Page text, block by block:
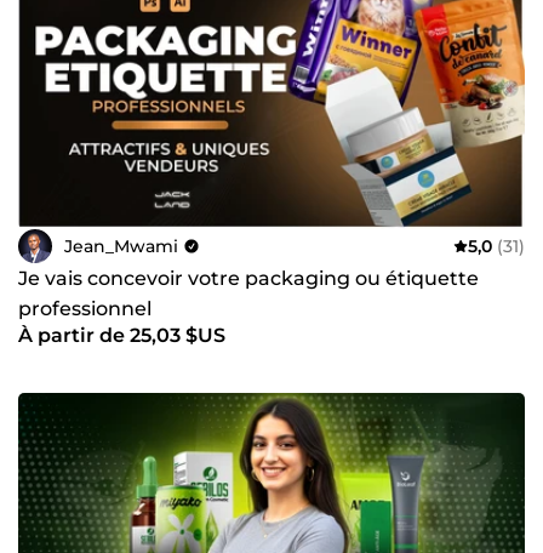
Jean_Mwami 5,0 (31)
Je vais concevoir votre packaging ou étiquette
professionnel
À partir de 25,03 $US